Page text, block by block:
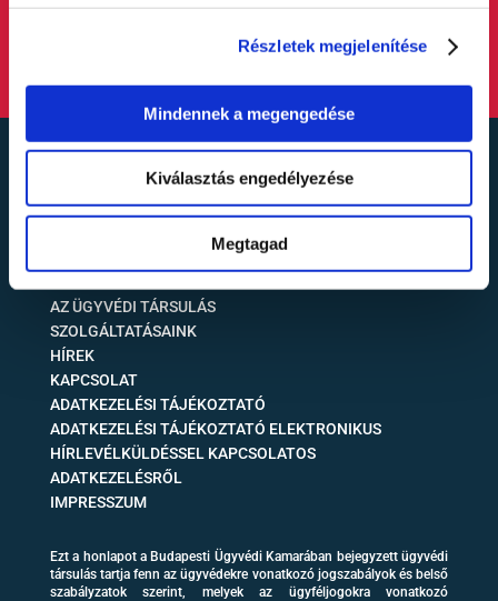
Részletek megjelenítése
Mindennek a megengedése
Kiválasztás engedélyezése
Megtagad
ILLÉS & NÉMETH ÜGYVÉDI TÁRSULÁS
AZ ÜGYVÉDI TÁRSULÁS
SZOLGÁLTATÁSAINK
HÍREK
KAPCSOLAT
ADATKEZELÉSI TÁJÉKOZTATÓ
ADATKEZELÉSI TÁJÉKOZTATÓ ELEKTRONIKUS
HÍRLEVÉLKÜLDÉSSEL KAPCSOLATOS
ADATKEZELÉSRŐL
IMPRESSZUM
Ezt a honlapot a Budapesti Ügyvédi Kamarában bejegyzett ügyvédi
társulás tartja fenn az ügyvédekre vonatkozó jogszabályok és belső
szabályzatok szerint, melyek az ügyféljogokra vonatkozó